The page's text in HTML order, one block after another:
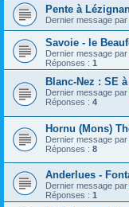
Pente à
Dernier message par
Savoie - le
Dernier message par
Réponses : 1
Blanc-Nez : SE
Dernier message par
Réponses : 4
Hornu (Mons)
Dernier message par
Réponses : 8
Anderlues -
Dernier message par
Réponses : 1